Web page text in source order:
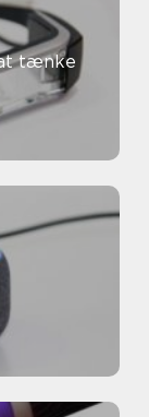
tænke